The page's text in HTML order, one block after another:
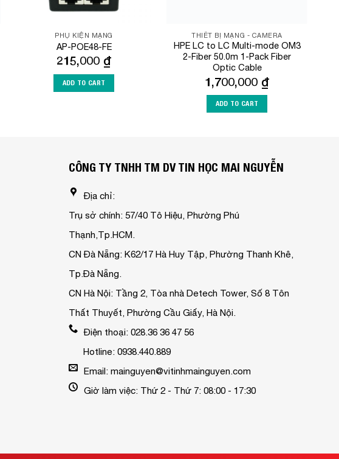
PHỤ KIỆN MẠNG
AP-POE48-FE
215,000 ₫
ADD TO CART
THIẾT BỊ MẠNG - CAMERA
HPE LC to LC Multi-mode OM3
2-Fiber 50.0m 1-Pack Fiber
Optic Cable
1,700,000 ₫
ADD TO CART
CÔNG TY TNHH TM DV TIN HỌC MAI NGUYỄN
Địa chỉ:
Trụ sở chính: 57/40 Tô Hiệu, Phường Phú
Thạnh,Tp.HCM.
CN Đà Nẵng: K62/17 Hà Huy Tập, Phường Thanh Khê,
Tp.Đà Nẵng.
CN Hà Nội: Tầng 2, Tòa nhà Detech Tower, Số 8 Tôn
Thất Thuyết, Phường Cầu Giấy, Hà Nội.
Điện thoại: 028.36 36 47 56
Hotline: 0938.440.889
Email: mainguyen@vitinhmainguyen.com
Giờ làm việc: Thứ 2 - Thứ 7: 08:00 - 17:30